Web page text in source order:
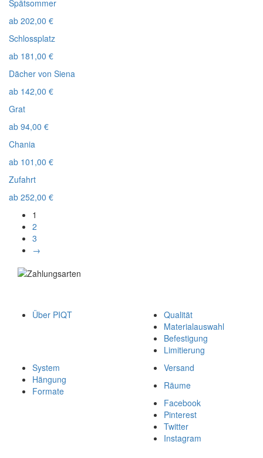
Spätsommer
ab 202,00 €
Schlossplatz
ab 181,00 €
Dächer von Siena
ab 142,00 €
Grat
ab 94,00 €
Chania
ab 101,00 €
Zufahrt
ab 252,00 €
1
2
3
→
Über PIQT
Qualität
Materialauswahl
Befestigung
Limitierung
System
Hängung
Formate
Versand
Räume
Facebook
Pinterest
Twitter
Instagram